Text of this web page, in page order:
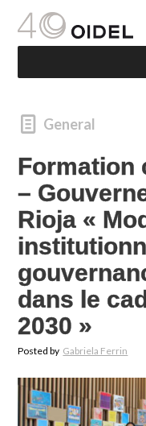
General
Formation
–
Rioja «
dans le
2030 »
Posted by Gabriela Ferrin